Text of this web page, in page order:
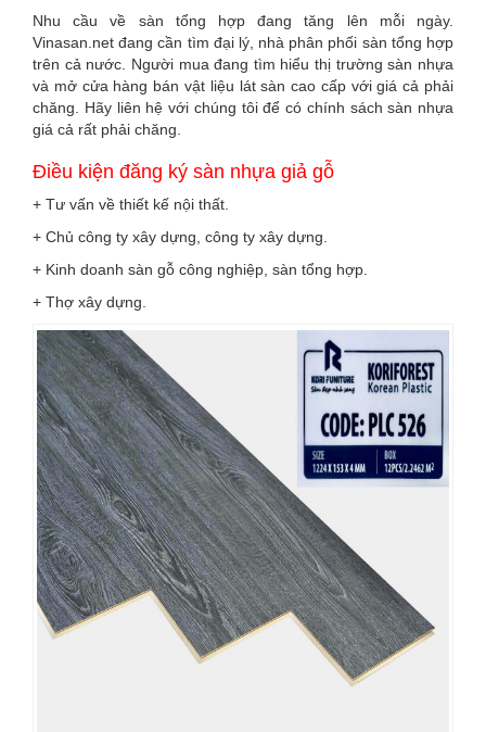
Nhu cầu về sàn tổng hợp đang tăng lên mỗi ngày.
Vinasan.net đang cần tìm đại lý, nhà phân phối sàn tổng hợp
trên cả nước. Người mua đang tìm hiểu thị trường sàn nhựa
và mở cửa hàng bán vật liệu lát sàn cao cấp với giá cả phải
chăng. Hãy liên hệ với chúng tôi để có chính sách sàn nhựa
giá cả rất phải chăng.
Điều kiện đăng ký sàn nhựa giả gỗ
+ Tư vấn về thiết kế nội thất.
+ Chủ công ty xây dựng, công ty xây dựng.
+ Kinh doanh sàn gỗ công nghiệp, sàn tổng hợp.
+ Thợ xây dựng.